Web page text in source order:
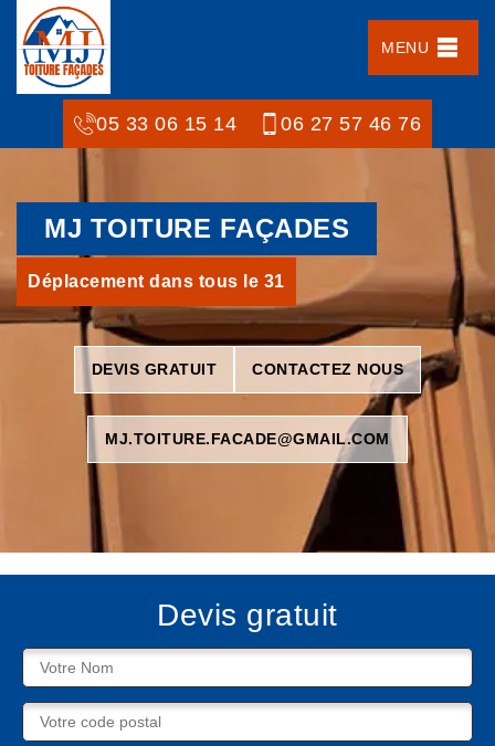
MENU
05 33 06 15 14 06 27 57 46 76
MJ TOITURE FAÇADES
Déplacement dans tous le 31
DEVIS GRATUIT CONTACTEZ NOUS
MJ.TOITURE.FACADE@GMAIL.COM
Devis gratuit